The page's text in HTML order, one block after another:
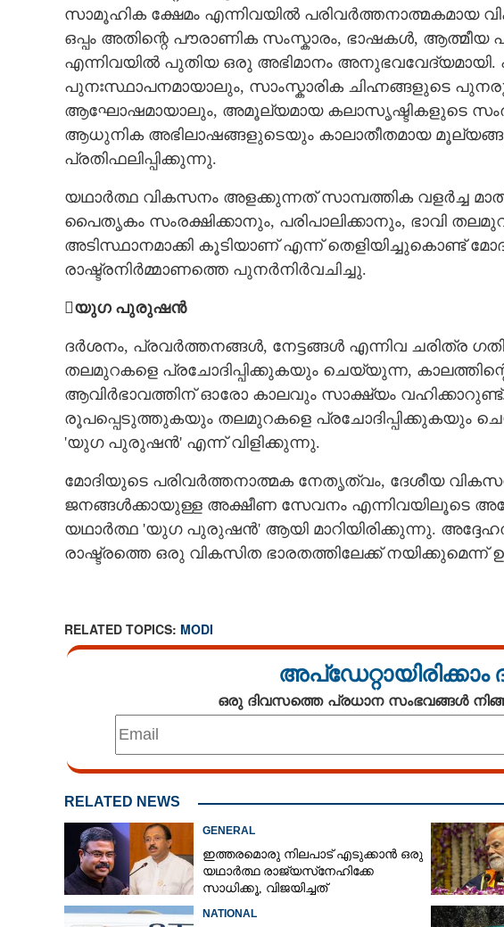
സാമൂഹിക ക്ഷേമം എന്നിവയിൽ പരിവർത്തനാത്മകമായ
ഒപ്പം അതിന്റെ പൗരാണിക സംസ്കാരം, ഭാഷകൾ, ആത്മീയ
എന്നിവയിൽ പുതിയ ഒരു അഭിമാനം
പുനഃസ്ഥാപനമായാലും, സാംസ്കാരിക ചിഹ്നങ്ങളുടെ
ആഘോഷമായാലും, അമൂല്യമായ കലാസൃഷ്ടികളുടെ
ആധുനിക അഭിലാഷങ്ങളുടെയും കാലാതീതമായ
പ്രതിഫലിപ്പിക്കുന്നു.
യഥാർത്ഥ വികസനം അളക്കുന്നത് സാമ്പത്തിക വളർച്ച
പൈതൃകം സംരക്ഷിക്കാനും, പരിപാലിക്കാനും, ഭാവി
അടിസ്ഥാനമാക്കി കൂടിയാണ് എന്ന് തെളിയിച്ചുകൊണ്ട്
രാഷ്ട്രനിർമ്മാണത്തെ പുനർനിർവചിച്ചു.
യുഗ പുരുഷൻ
ദർശനം, പ്രവർത്തനങ്ങൾ, നേട്ടങ്ങൾ എന്നിവ ചരിത്ര
തലമുറകളെ പ്രചോദിപ്പിക്കുകയും ചെയ്യുന്ന,
ആവിർഭാവത്തിന് ഓരോ കാലവും സാക്ഷ്യം വഹിക്കാറുണ്ട്.
രൂപപ്പെടുത്തുകയും തലമുറകളെ പ്രചോദിപ്പിക്കുകയും
'യുഗ പുരുഷൻ' എന്ന് വിളിക്കുന്നു.
മോദിയുടെ പരിവർത്തനാത്മക നേതൃത്വം, ദേശീയ
ജനങ്ങൾക്കായുള്ള അക്ഷീണ സേവനം എന്നിവയിലൂടെ
യഥാർത്ഥ 'യുഗ പുരുഷൻ' ആയി മാറിയിരിക്കുന്നു.
രാഷ്ട്രത്തെ ഒരു വികസിത ഭാരതത്തിലേക്ക് നയിക്കുമെന്ന്
RELATED TOPICS: MODI
ഒരു ദിവസത്തെ പ്രധാന സംഭവങ്ങൾ
RELATED NEWS
GENERAL
ഇത്തരമൊരു നിലപാട് എടുക്കാൻ ഒരു
യഥാർത്ഥ രാജ്യസ്‌നേഹിക്കേ
സാധിക്കൂ, വിജയിച്ചത്
NATIONAL